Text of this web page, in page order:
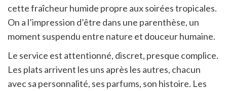
cette fraîcheur humide propre aux soirées tropicales.
On a l’impression d’être dans une parenthèse, un
moment suspendu entre nature et douceur humaine.
Le service est attentionné, discret, presque complice.
Les plats arrivent les uns après les autres, chacun
avec sa personnalité, ses parfums, son histoire. Les